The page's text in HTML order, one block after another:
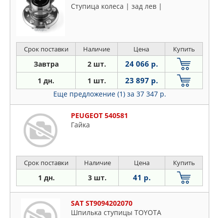
Ступица колеса | зад лев |
Срок поставки Наличие Цена Купить
Завтра 2 шт. 24 066 р.
1 дн. 1 шт. 23 897 р.
Еще предложение (1) за 37 347 р.
PEUGEOT 540581
Гайка
Срок поставки Наличие Цена Купить
1 дн. 3 шт. 41 р.
SAT ST9094202070
Шпилька ступицы TOYOTA